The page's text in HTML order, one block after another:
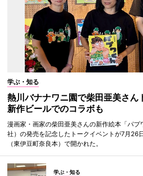
学ぶ・知る
熱川バナナワニ園で柴田亜美さ
新作ビールでのコラボも
漫画家・画家の柴田亜美さんの新作絵本「パプ
社）の発売を記念したトークイベントが7月26
（東伊豆町奈良本）で開かれた。
学ぶ・知る